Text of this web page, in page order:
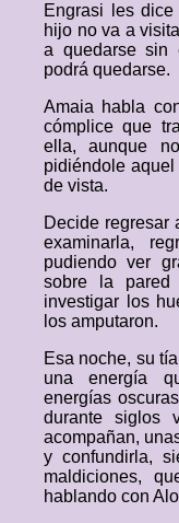
Engrasi les
hijo no va a
a quedarse sin
podrá quedarse.
Amaia habla
cómplice que
ella, aunque
pidiéndole
de vista.
Decide regresar
examinarla,
pudiendo ver
sobre la pared
investigar los
los amputaron.
Esa noche, su
una energía
energías
durante siglos
acompañan,
y confundirla,
maldiciones,
hablando con